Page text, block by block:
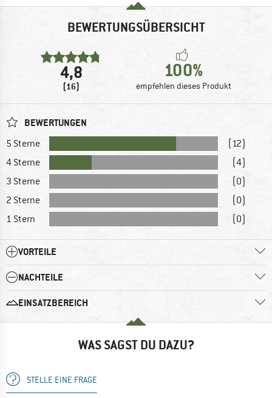
BEWERTUNGSÜBERSICHT
4,8
(16)
100%
empfehlen dieses Produkt
BEWERTUNGEN
5 Sterne
(12)
4 Sterne
(4)
3 Sterne
(0)
2 Sterne
(0)
1 Stern
(0)
VORTEILE
NACHTEILE
EINSATZBEREICH
WAS SAGST DU DAZU?
STELLE EINE FRAGE